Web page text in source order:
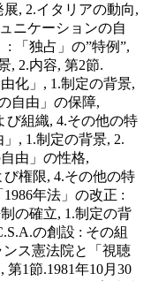
, 2.イタリアの動向,
ニケーションの自
: 「独占」の”特例”,
, 2.内容, 第2節.
化」, 1.制定の背景,
自由」の保障,
び組織, 4.その他の特
, 1.制定の背景, 2.
由」の性格,
権限, 4.その他の特
年法」の改正 :
の確立, 1.制定の背
の創設 : その組
ス憲法院と「視聴
1節.1981年10月30